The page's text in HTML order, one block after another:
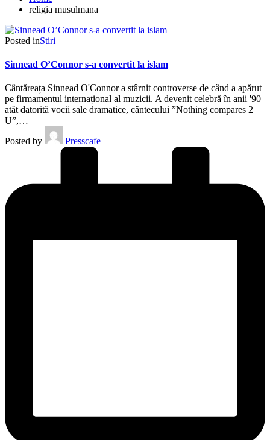
religia musulmana
Posted inStiri
Sinnead O’Connor s-a convertit la islam
Cântăreața Sinnead O'Connor a stârnit controverse de când a apărut
pe firmamentul internațional al muzicii. A devenit celebră în anii '90
atât datorită vocii sale dramatice, cântecului ”Nothing compares 2
U”,…
Posted by
Presscafe